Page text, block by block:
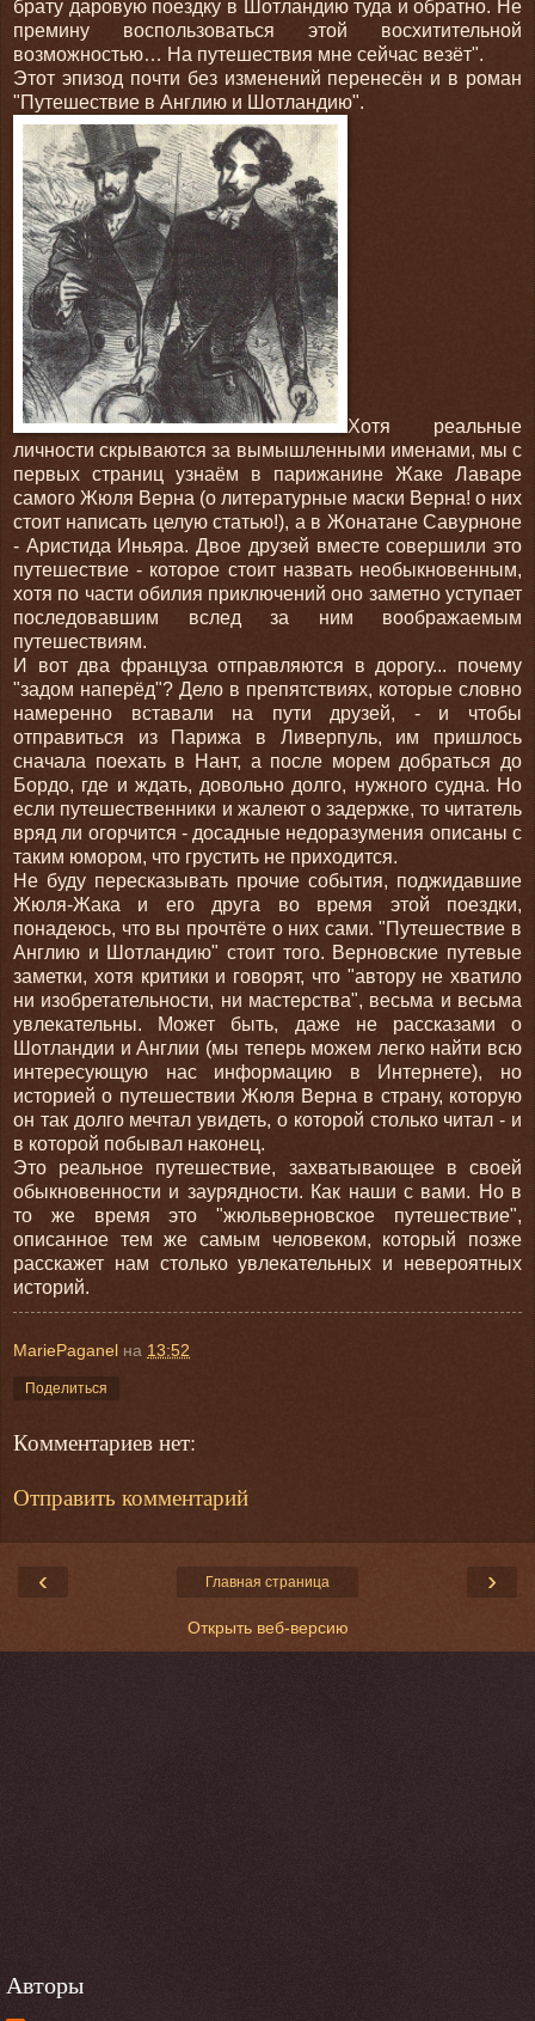
брату даровую поездку в Шотландию туда и обратно. Не
премину воспользоваться этой восхитительной
возможностью… На путешествия мне сейчас везёт".
Этот эпизод почти без изменений перенесён и в роман
"Путешествие в Англию и Шотландию".
Хотя реальные
личности скрываются за вымышленными именами, мы с
первых страниц узнаём в парижанине Жаке Лаваре
самого Жюля Верна (о литературные маски Верна! о них
стоит написать целую статью!), а в Жонатане Савурноне
- Аристида Иньяра. Двое друзей вместе совершили это
путешествие - которое стоит назвать необыкновенным,
хотя по части обилия приключений оно заметно уступает
последовавшим вслед за ним воображаемым
путешествиям.
И вот два француза отправляются в дорогу... почему
"задом наперёд"? Дело в препятствиях, которые словно
намеренно вставали на пути друзей, - и чтобы
отправиться из Парижа в Ливерпуль, им пришлось
сначала поехать в Нант, а после морем добраться до
Бордо, где и ждать, довольно долго, нужного судна. Но
если путешественники и жалеют о задержке, то читатель
вряд ли огорчится - досадные недоразумения описаны с
таким юмором, что грустить не приходится.
Не буду пересказывать прочие события, поджидавшие
Жюля-Жака и его друга во время этой поездки,
понадеюсь, что вы прочтёте о них сами. "Путешествие в
Англию и Шотландию" стоит того. Верновские путевые
заметки, хотя критики и говорят, что "автору не хватило
ни изобретательности, ни мастерства", весьма и весьма
увлекательны. Может быть, даже не рассказами о
Шотландии и Англии (мы теперь можем легко найти всю
интересующую нас информацию в Интернете), но
историей о путешествии Жюля Верна в страну, которую
он так долго мечтал увидеть, о которой столько читал - и
в которой побывал наконец.
Это реальное путешествие, захватывающее в своей
обыкновенности и заурядности. Как наши с вами. Но в
то же время это "жюльверновское путешествие",
описанное тем же самым человеком, который позже
расскажет нам столько увлекательных и невероятных
историй.
MariePaganel на 13:52
Поделиться
Комментариев нет:
Отправить комментарий
‹ ›
Главная страница
Открыть веб-версию
Авторы